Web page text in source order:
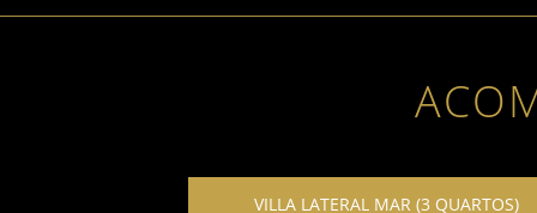
VILLA LATERAL MAR (3 QUARTOS)